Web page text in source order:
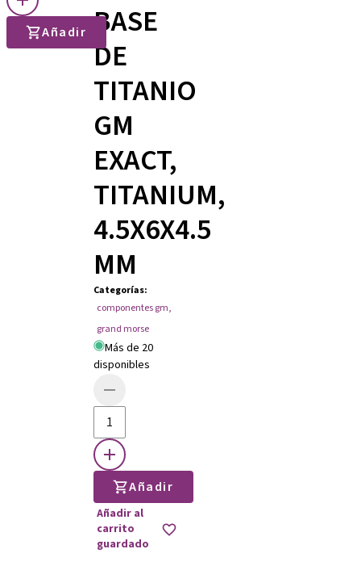
Añadir BASE
DE
TITANIO
GM
EXACT,
TITANIUM,
4.5X6X4.5
MM
Categorías:
componentes gm,
grand morse
Más de 20
disponibles
Añadir
Añadir al
carrito
guardado